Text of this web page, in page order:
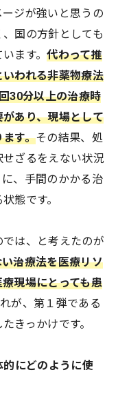
ジが強いと思うの
国の方針としても
ます。代わって推
われる非薬物療法
30分以上の治療時
あり、現場として
す。その結果、処
ざるをえない状況
、手間のかかる治
態です。
は、と考えたのが
治療法を医療リソ
現場にとっても患
が、第１弾である
きっかけです。
的にどのように使